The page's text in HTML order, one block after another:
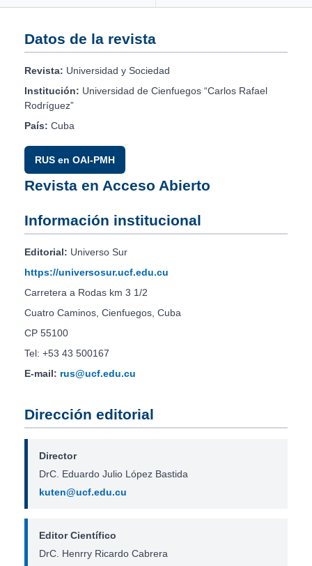
Datos de la revista
Revista: Universidad y Sociedad
Institución: Universidad de Cienfuegos “Carlos Rafael
Rodríguez”
País: Cuba
RUS en OAI-PMH
Revista en Acceso Abierto
Información institucional
Editorial: Universo Sur
https://universosur.ucf.edu.cu
Carretera a Rodas km 3 1/2
Cuatro Caminos, Cienfuegos, Cuba
CP 55100
Tel: +53 43 500167
E-mail: rus@ucf.edu.cu
Dirección editorial
Director
DrC. Eduardo Julio López Bastida
kuten@ucf.edu.cu
Editor Científico
DrC. Henrry Ricardo Cabrera